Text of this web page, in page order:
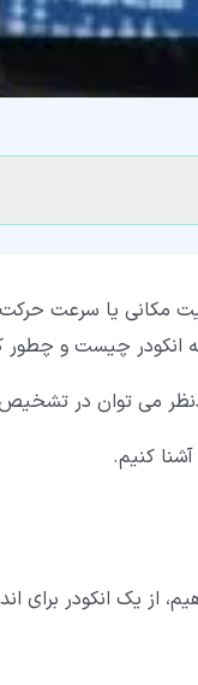
مکانی یا سرعت
انکودر چیست و چطور
می توان در
کنیم.
از یک انکودر برای